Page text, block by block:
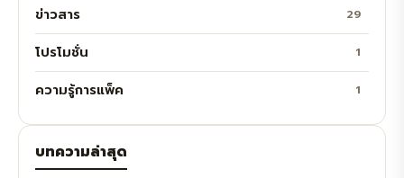
ข่าวสาร 29
โปรโมชั่น 1
ความรู้การแพ็ค 1
บทความล่าสุด